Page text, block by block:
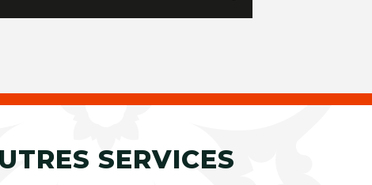
SERVICES